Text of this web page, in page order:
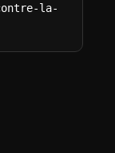
la-